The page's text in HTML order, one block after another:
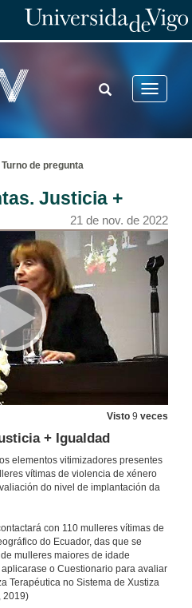
Toggle
TOGGLE
SEARCH
Turno de pregunta
Justicia +
21 de nov. de 2022
Visto 9 veces
+ Igualdad
elementos vitimizadores presentes
vítimas de violencia de xénero
do nivel de implantación da
con 110 mulleres vítimas de
do Ecuador, das que se
mulleres maiores de idade
o Cuestionario para avaliar
Terapéutica no Sistema de Xustiza
2019)
nov. de 2022